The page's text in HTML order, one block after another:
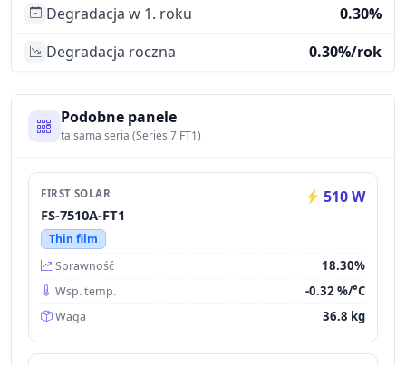
Degradacja w 1. roku
0.30%
Degradacja roczna
0.30%/rok
Podobne panele
ta sama seria (Series 7 FT1)
FIRST SOLAR 510 W
FS-7510A-FT1
Thin film
Sprawność
18.30%
Wsp. temp. -0.32 %/°C
Waga 36.8 kg